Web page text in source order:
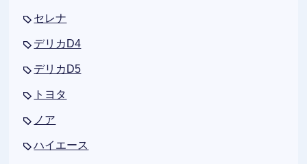
セレナ
デリカD4
デリカD5
トヨタ
ノア
ハイエース